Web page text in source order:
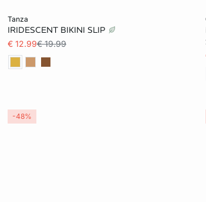
tanza
IRIDESCENT BIKINI SLIP
€ 12.99€ 19.99
-48%